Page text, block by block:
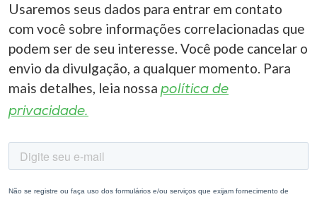
Usaremos seus dados para entrar em contato
com você sobre informações correlacionadas que
podem ser de seu interesse. Você pode cancelar o
envio da divulgação, a qualquer momento. Para
mais detalhes, leia nossa política de
privacidade.